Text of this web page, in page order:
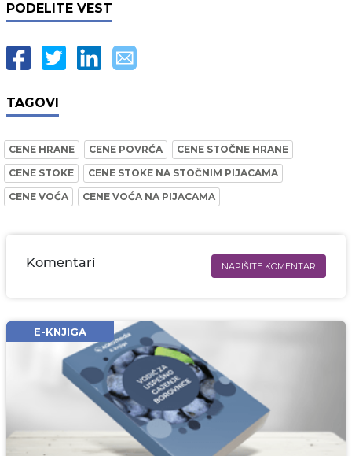
PODELITE VEST
TAGOVI
CENE HRANE CENE POVRĆA
CENE STOČNE HRANE
CENE STOKE
CENE STOKE NA STOČNIM PIJACAMA
CENE VOĆA
CENE VOĆA NA PIJACAMA
Komentari NAPIŠITE KOMENTAR
Email* obavezno
Komentar* obavezno
E-KNJIGA